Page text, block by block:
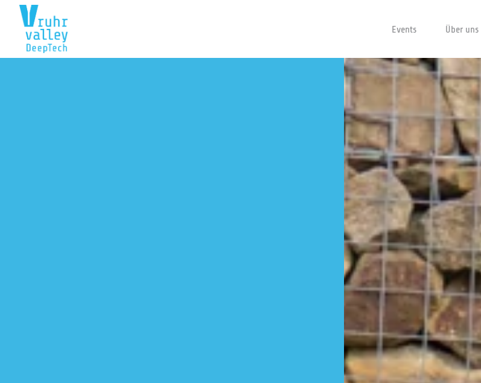
Events Über uns
DeepTech Innovationsnetzwerk
Unser Team
Fokusgruppen
Mobilität
Digitalisierung